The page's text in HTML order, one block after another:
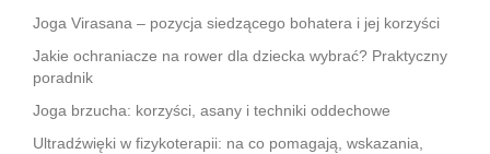
Joga Virasana – pozycja siedzącego bohatera i jej korzyści
Jakie ochraniacze na rower dla dziecka wybrać? Praktyczny
poradnik
Joga brzucha: korzyści, asany i techniki oddechowe
Ultradźwięki w fizykoterapii: na co pomagają, wskazania,